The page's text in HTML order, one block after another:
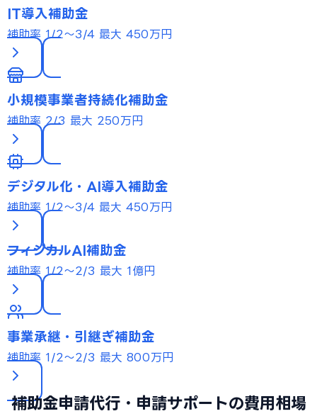
IT導入補助金
補助率 1/2〜3/4 最大 450万円
小規模事業者持続化補助金
補助率 2/3 最大 250万円
デジタル化・AI導入補助金
補助率 1/2〜3/4 最大 450万円
フィジカルAI補助金
補助率 1/2〜2/3 最大 1億円
事業承継・引継ぎ補助金
補助率 1/2〜2/3 最大 800万円
補助金申請代行・申請サポートの費用相場